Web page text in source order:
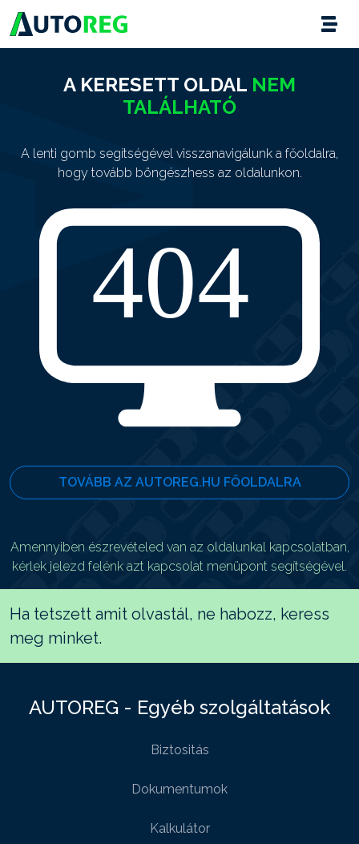
A KERESETT OLDAL NEM
TALÁLHATÓ
A lenti gomb segítségével visszanavigálunk a főoldalra,
hogy tovább böngészhess az oldalunkon.
TOVÁBB AZ AUTOREG.HU FŐOLDALRA
Amennyiben észrevételed van az oldalunkal kapcsolatban,
kérlek jelezd felénk azt kapcsolat menüpont segítségével.
Ha tetszett amit olvastál, ne habozz, keress
meg minket.
AUTOREG - Egyéb szolgáltatások
Biztositás
Dokumentumok
Kalkulátor